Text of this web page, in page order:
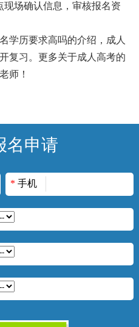
场确认信息，审核报名资
学历要求高吗的介绍，成人
复习。 更多关于成人高考的
师！
名申请
* 手机